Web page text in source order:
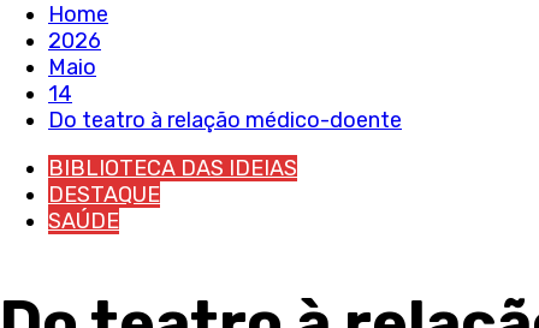
Home
2026
Maio
14
Do teatro à relação médico-doente
BIBLIOTECA DAS IDEIAS
DESTAQUE
SAÚDE